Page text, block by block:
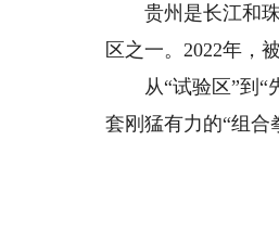
贵州是长江和珠
区之一。2022年，
从“试验区”到“先
套刚猛有力的“组合